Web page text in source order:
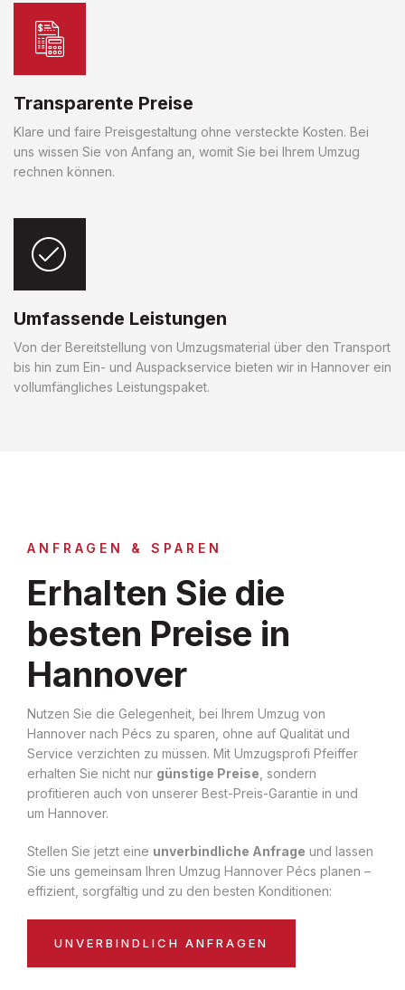
Transparente Preise
Klare und faire Preisgestaltung ohne versteckte Kosten. Bei
uns wissen Sie von Anfang an, womit Sie bei Ihrem Umzug
rechnen können.
Umfassende Leistungen
Von der Bereitstellung von Umzugsmaterial über den Transport
bis hin zum Ein- und Auspackservice bieten wir in Hannover ein
vollumfängliches Leistungspaket.
ANFRAGEN & SPAREN
Erhalten Sie die
besten Preise in
Hannover
Nutzen Sie die Gelegenheit, bei Ihrem Umzug von
Hannover nach Pécs zu sparen, ohne auf Qualität und
Service verzichten zu müssen. Mit Umzugsprofi Pfeiffer
erhalten Sie nicht nur günstige Preise , sondern
profitieren auch von unserer Best-Preis-Garantie in und
um Hannover.
Stellen Sie jetzt eine unverbindliche Anfrage und lassen
Sie uns gemeinsam Ihren Umzug Hannover Pécs planen –
effizient, sorgfältig und zu den besten Konditionen:
UNVERBINDLICH ANFRAGEN